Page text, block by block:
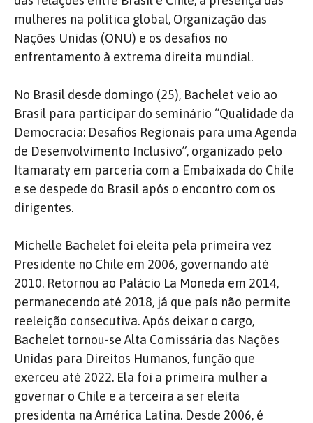
mulheres na política global, Organização das
Nações Unidas (ONU) e os desafios no
enfrentamento à extrema direita mundial.
No Brasil desde domingo (25), Bachelet veio ao
Brasil para participar do seminário “Qualidade da
Democracia: Desafios Regionais para uma Agenda
de Desenvolvimento Inclusivo”, organizado pelo
Itamaraty em parceria com a Embaixada do Chile
e se despede do Brasil após o encontro com os
dirigentes.
Michelle Bachelet foi eleita pela primeira vez
Presidente no Chile em 2006, governando até
2010. Retornou ao Palácio La Moneda em 2014,
permanecendo até 2018, já que país não permite
reeleição consecutiva. Após deixar o cargo,
Bachelet tornou-se Alta Comissária das Nações
Unidas para Direitos Humanos, função que
exerceu até 2022. Ela foi a primeira mulher a
governar o Chile e a terceira a ser eleita
presidenta na América Latina. Desde 2006, é